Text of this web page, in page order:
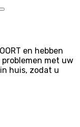
en hebben
met uw
huis, zodat u